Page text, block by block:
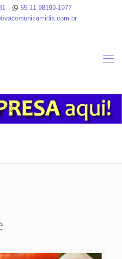
55 11 98199-1977